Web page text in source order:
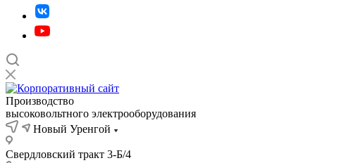
Производство
высоковольтного электрооборудования
Новый Уренгой
Свердловский тракт 3-Б/4